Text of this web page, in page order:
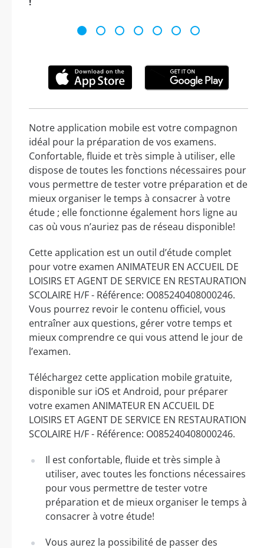
Notre application mobile est votre compagnon
idéal pour la préparation de vos examens.
Confortable, fluide et très simple à utiliser, elle
dispose de toutes les fonctions nécessaires pour
vous permettre de tester votre préparation et de
mieux organiser le temps à consacrer à votre
étude ; elle fonctionne également hors ligne au
cas où vous n’auriez pas de réseau disponible!
Cette application est un outil d’étude complet
pour votre examen ANIMATEUR EN ACCUEIL DE
LOISIRS ET AGENT DE SERVICE EN RESTAURATION
SCOLAIRE H/F - Référence: O085240408000246.
Vous pourrez revoir le contenu officiel, vous
entraîner aux questions, gérer votre temps et
mieux comprendre ce qui vous attend le jour de
l’examen.
Téléchargez cette application mobile gratuite,
disponible sur iOS et Android, pour préparer
votre examen ANIMATEUR EN ACCUEIL DE
LOISIRS ET AGENT DE SERVICE EN RESTAURATION
SCOLAIRE H/F - Référence: O085240408000246.
Il est confortable, fluide et très simple à
utiliser, avec toutes les fonctions nécessaires
pour vous permettre de tester votre
préparation et de mieux organiser le temps à
consacrer à votre étude!
Vous aurez la possibilité de passer des